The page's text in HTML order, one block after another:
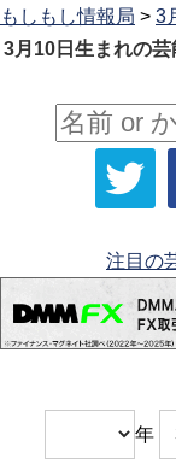
もしもし情報局 > 3
3月10日生まれの
注目の
年